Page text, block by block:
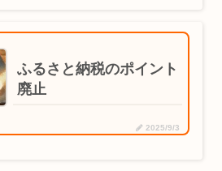
ふるさと納税のポイント
廃止
2025/9/3